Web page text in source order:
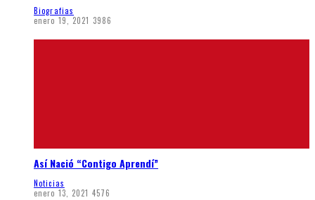
Biografias
enero 19, 2021 3986
Así Nació “Contigo Aprendí”
Noticias
enero 13, 2021 4576